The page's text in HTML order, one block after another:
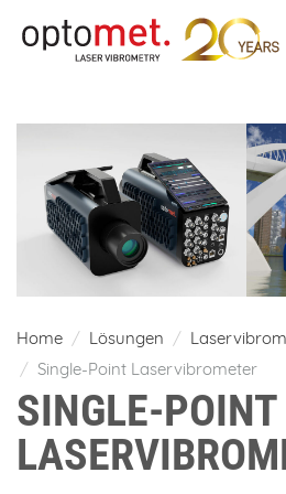
Home Lösungen
Single-Point Laservibrometer
SINGLE-POINT